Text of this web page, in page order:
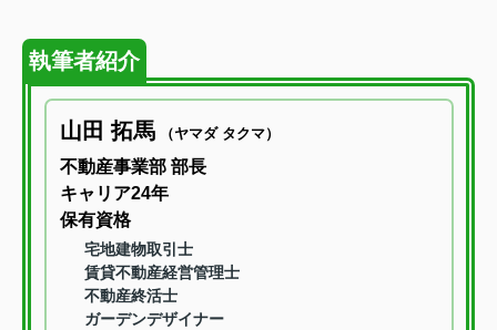
執筆者紹介
山田 拓馬 （ヤマダ タクマ）
不動産事業部 部長
キャリア24年
保有資格
宅地建物取引士
賃貸不動産経営管理士
不動産終活士
ガーデンデザイナー